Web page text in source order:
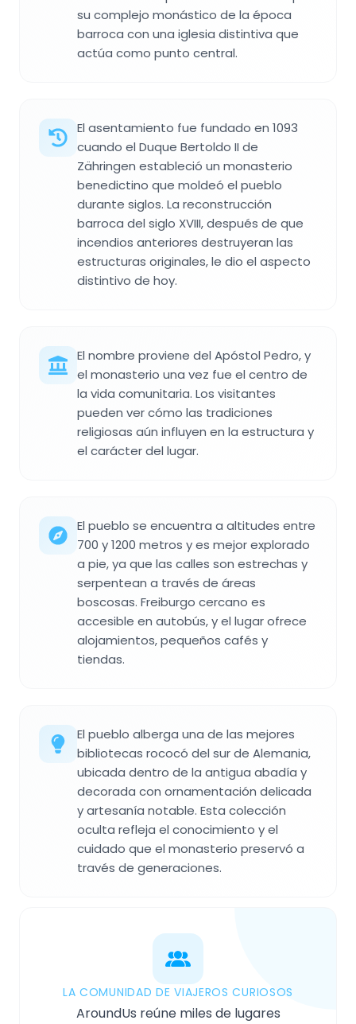
su complejo monástico de la época
barroca con una iglesia distintiva que
actúa como punto central.
El asentamiento fue fundado en 1093
cuando el Duque Bertoldo II de
Zähringen estableció un monasterio
benedictino que moldeó el pueblo
durante siglos. La reconstrucción
barroca del siglo XVIII, después de que
incendios anteriores destruyeran las
estructuras originales, le dio el aspecto
distintivo de hoy.
El nombre proviene del Apóstol Pedro, y
el monasterio una vez fue el centro de
la vida comunitaria. Los visitantes
pueden ver cómo las tradiciones
religiosas aún influyen en la estructura y
el carácter del lugar.
El pueblo se encuentra a altitudes entre
700 y 1200 metros y es mejor explorado
a pie, ya que las calles son estrechas y
serpentean a través de áreas
boscosas. Freiburgo cercano es
accesible en autobús, y el lugar ofrece
alojamientos, pequeños cafés y
tiendas.
El pueblo alberga una de las mejores
bibliotecas rococó del sur de Alemania,
ubicada dentro de la antigua abadía y
decorada con ornamentación delicada
y artesanía notable. Esta colección
oculta refleja el conocimiento y el
cuidado que el monasterio preservó a
través de generaciones.
LA COMUNIDAD DE VIAJEROS CURIOSOS
AroundUs reúne miles de lugares